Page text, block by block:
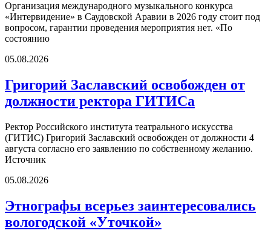
Организация международного музыкального конкурса
«Интервидение» в Саудовской Аравии в 2026 году стоит под
вопросом, гарантии проведения мероприятия нет. «По
состоянию
05.08.2026
Григорий Заславский освобожден от
должности ректора ГИТИСа
Ректор Российского института театрального искусства
(ГИТИС) Григорий Заславский освобожден от должности 4
августа согласно его заявлению по собственному желанию.
Источник
05.08.2026
Этнографы всерьез заинтересовались
вологодской «Уточкой»